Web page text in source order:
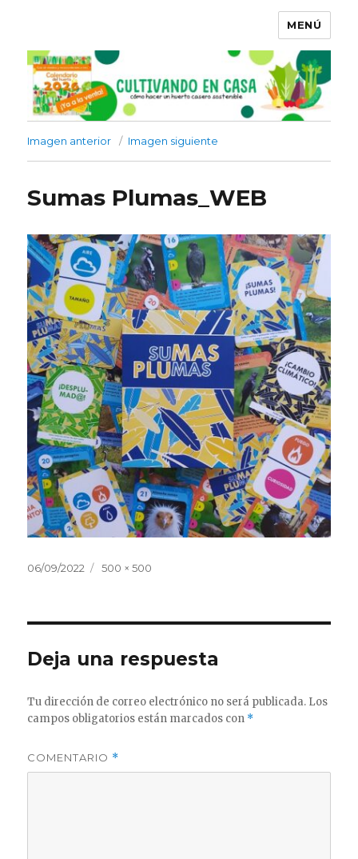
MENÚ
Imagen anterior Imagen siguiente
Sumas Plumas_WEB
Publicado
06/09/2022
Tamaño
500 × 500
Deja una respuesta
Tu dirección de correo electrónico no será publicada. Los
campos obligatorios están marcados con *
COMENTARIO *